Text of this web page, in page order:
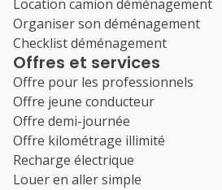
Location camion déménagement
Organiser son déménagement
Checklist déménagement
Offres et services
Offre pour les professionnels
Offre jeune conducteur
Offre demi-journée
Offre kilométrage illimité
Recharge électrique
Louer en aller simple